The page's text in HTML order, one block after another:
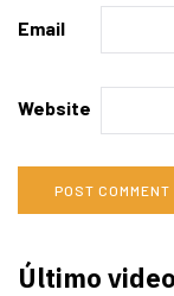
Email
Website
Último